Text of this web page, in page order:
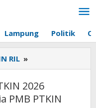
Lampung Politik
RIL »
PDSS
SPAN
PTKIN
2026
2026
PMB PTKIN